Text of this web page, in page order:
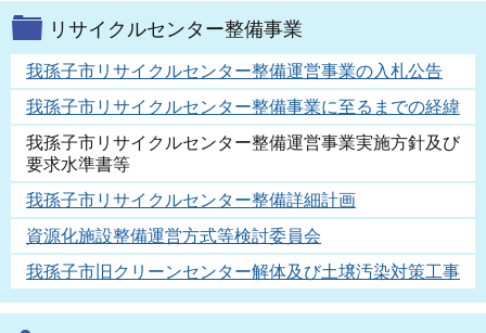
リサイクルセンター整備事業
我孫子市リサイクルセンター整備運営事業の入札公告
我孫子市リサイクルセンター整備事業に至るまでの経緯
我孫子市リサイクルセンター整備運営事業実施方針及び
要求水準書等
我孫子市リサイクルセンター整備詳細計画
資源化施設整備運営方式等検討委員会
我孫子市旧クリーンセンター解体及び土壌汚染対策工事